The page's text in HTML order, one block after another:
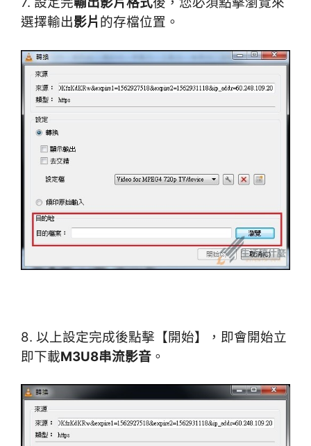
選擇輸出影片的存檔位置。
8. 以上設定完成後點擊【開始】，即會開始立
即下載M3U8串流影音 。